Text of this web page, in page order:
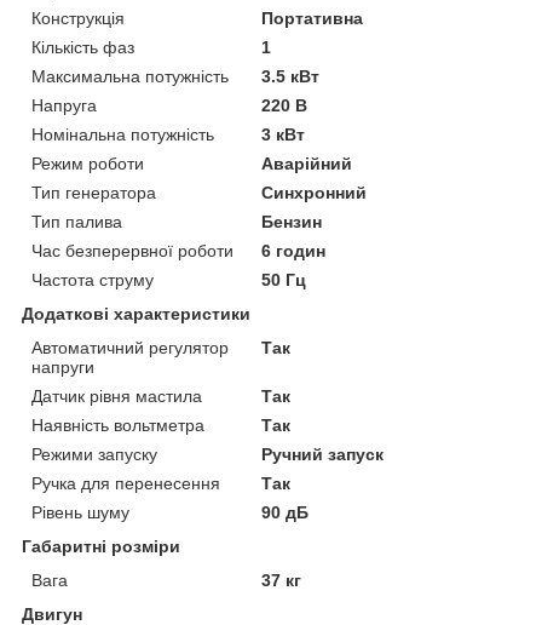
Конструкція
Портативна
Кількість фаз
1
Максимальна потужність
3.5 кВт
Напруга
220 В
Номінальна потужність
3 кВт
Режим роботи
Аварійний
Тип генератора
Синхронний
Тип палива
Бензин
Час безперервної роботи
6 годин
Частота струму
50 Гц
Додаткові характеристики
Автоматичний регулятор
напруги
Так
Датчик рівня мастила
Так
Наявність вольтметра
Так
Режими запуску
Ручний запуск
Ручка для перенесення
Так
Рівень шуму
90 дБ
Габаритні розміри
Вага
37 кг
Двигун